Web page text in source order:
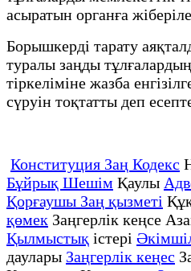
асыратын органға
Борышкерді тарату
туралы заңды
тіркеліміне жазба
сүруін тоқтатты деп
Конституция Заң Кодекс
Бұйрық Шешім Қаулы
Қорғаушы Заң қызметі
қөмек Заңгерлік кеңсе
Қылмыстық істері
даулары Заңгерлік кеңес